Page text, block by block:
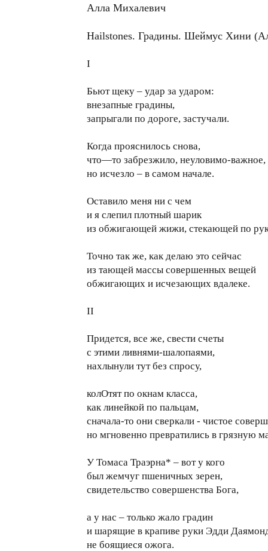
Алла Михалевич
Нailstones. Градины. Шеймус Хини
I
Бьют щеку – удар за ударом:
внезапные градины,
запрыгали по дороге, застучали.
Когда прояснилось снова,
что—то забрезжило, неуловимо-важное,
но исчезло – в самом начале.
Оставило меня ни с чем
и я слепил плотный шарик
из обжигающей жижи, стекающей по
Точно так же, как делаю это сейчас
из тающей массы совершенных вещей
обжигающих и исчезающих вдалеке.
II
Придется, все же, свести счеты
с этими ливнями-шалопаями,
нахлынули тут без спросу,
колОтят по окнам класса,
как линейкой по пальцам,
сначала-то они сверкали - чистое
но мгновенно превратились в грязную
У Томаса Траэрна* – вот у кого
был жемчуг пшеничных зерен,
свидетельство совершенства Бога,
а у нас – только жало градин
и шарящие в крапиве руки Эдди
не боящиеся ожога.